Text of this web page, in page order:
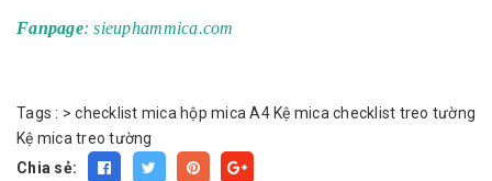
Fanpage: sieuphammica.com
Tags : >checklist mica hộp mica A4 Kệ mica checklist treo tường
Kệ mica treo tường
Chia sẻ: